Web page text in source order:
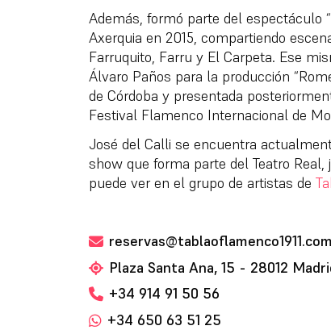
Además, formó parte del espectáculo
Axerquia en 2015, compartiendo
Farruquito, Farru y El Carpeta. Ese
Álvaro Paños para la producción
de Córdoba y presentada
Festival Flamenco Internacional de
José del Calli se encuentra
show que forma parte del Teatro Real,
puede ver en el grupo de artistas de
reservas@tablaoflamenco1911.com
Plaza Santa Ana, 15 - 28012
+34 914 91 50 56
+34 650 63 51 25